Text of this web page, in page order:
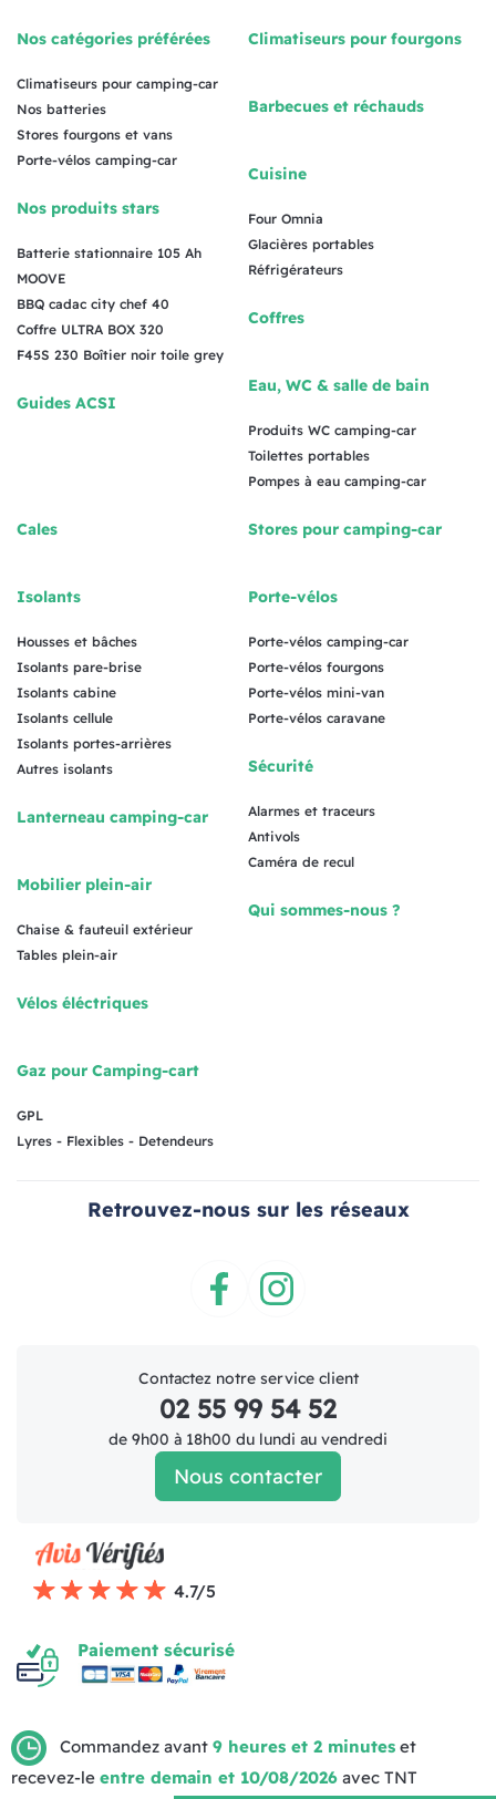
Commandez avant 9 heures et 2 minutes et
recevez-le entre demain et 10/08/2026 avec TNT
Nos catégories préférées
Climatiseurs pour camping-car
Nos batteries
Stores fourgons et vans
Porte-vélos camping-car
Nos produits stars
Batterie stationnaire 105 Ah
MOOVE
BBQ cadac city chef 40
Coffre ULTRA BOX 320
F45S 230 Boîtier noir toile grey
Guides ACSI
Climatiseurs pour fourgons
Barbecues et réchauds
Cuisine
Four Omnia
Glacières portables
Réfrigérateurs
Coffres
Eau, WC & salle de bain
Produits WC camping-car
Toilettes portables
Pompes à eau camping-car
Cales
Isolants
Housses et bâches
Isolants pare-brise
Isolants cabine
Isolants cellule
Isolants portes-arrières
Autres isolants
Lanterneau camping-car
Mobilier plein-air
Chaise & fauteuil extérieur
Tables plein-air
Vélos éléctriques
Gaz pour Camping-cart
GPL
Lyres - Flexibles - Detendeurs
Stores pour camping-car
Porte-vélos
Porte-vélos camping-car
Porte-vélos fourgons
Porte-vélos mini-van
Porte-vélos caravane
Sécurité
Alarmes et traceurs
Antivols
Caméra de recul
Qui sommes-nous ?
Retrouvez-nous sur les réseaux
Contactez notre service client
02 55 99 54 52
de 9h00 à 18h00 du lundi au vendredi
Nous contacter
4.7/5
Paiement sécurisé
Mentions légales Politique de livraison CGV (1)